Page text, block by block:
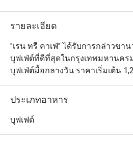
รายละเอียด
"เรน ทรี คาเฟ่" ได้รับการกล่าวขา
บุฟเฟ่ต์ที่ดีที่สุดในกรุงเทพมหานคร
บุฟเฟ่ต์มื้อกลางวัน ราคาเริ่มเต้น
ค่ำ 1,600 บาท และการกลับมาใน
ประทับใจยิ่งกว่าเดิม
นอกเหนือจากความสวยงาม บรรยา
ประเภทอาหาร
บุฟเฟต์